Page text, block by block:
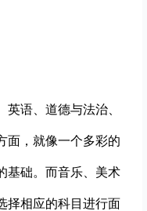
语、道德与法治、
面，就像一个多彩的
基础。而音乐、美术
择相应的科目进行面